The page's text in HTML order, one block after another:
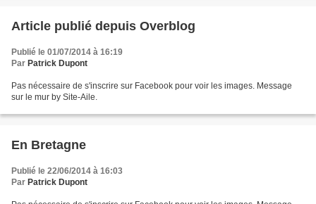
Article publié depuis Overblog
Publié le 01/07/2014 à 16:19
Par Patrick Dupont
Pas nécessaire de s'inscrire sur Facebook pour voir les images. Message
sur le mur by Site-Aile.
En Bretagne
Publié le 22/06/2014 à 16:03
Par Patrick Dupont